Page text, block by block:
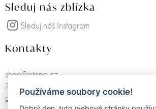
Sleduj nás zblízka
Sleduj náš Instagram
Kontakty
shop@etapa.cz
725751468
další kontakty
Používáme soubory cookie!